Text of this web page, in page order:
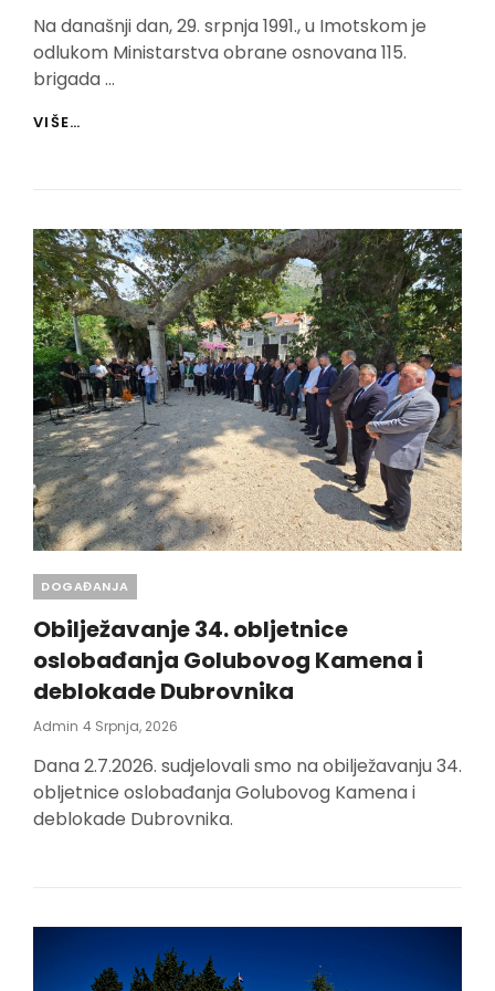
Na današnji dan, 29. srpnja 1991., u Imotskom je
odlukom Ministarstva obrane osnovana 115.
brigada …
VIŠE…
HV
Categories
DOGAĐANJA
Obilježavanje 34. obljetnice
oslobađanja Golubovog Kamena i
deblokade Dubrovnika
Admin Posted
4 Srpnja, 2026
Dana 2.7.2026. sudjelovali smo na obilježavanju 34.
obljetnice oslobađanja Golubovog Kamena i
deblokade Dubrovnika.